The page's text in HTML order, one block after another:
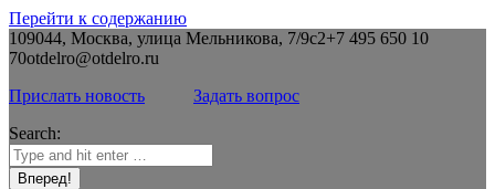
Перейти к содержанию
109044, Москва, улица Мельникова, 7/9с2+7 495 650 10
70otdelro@otdelro.ru
Прислать новость
Задать вопрос
Search: